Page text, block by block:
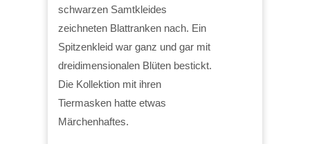
schwarzen Samtkleides
zeichneten Blattranken nach. Ein
Spitzenkleid war ganz und gar mit
dreidimensionalen Blüten bestickt.
Die Kollektion mit ihren
Tiermasken hatte etwas
Märchenhaftes.